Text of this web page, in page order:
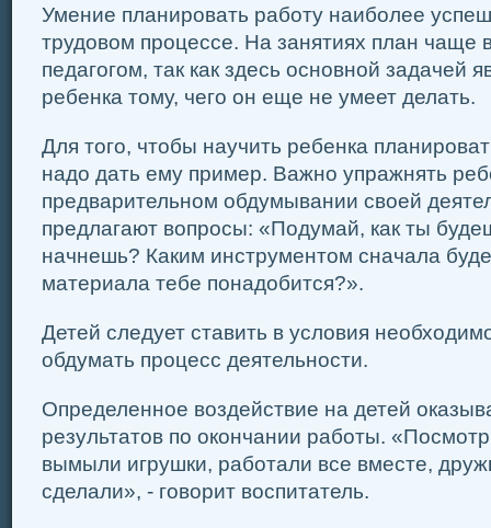
Умение планировать работу наиболее
трудовом процессе. На занятиях план чаще
педагогом, так как здесь основной зада­чей
ребенка тому, чего он еще не умеет делать.
Для того, чтобы научить ребенка
надо дать ему пример. Важно упражнять
предварительном обдумывании своей
предлагают вопросы: «Подумай, как ты
начнешь? Каким инструментом сначала
материала тебе понадобится?».
Детей следует ставить в условия
обду­мать процесс деятельности.
Определенное воздействие на детей
результатов по окончании работы.
вымыли игрушки, ра­ботали все вместе,
сделали», - говорит воспитатель.